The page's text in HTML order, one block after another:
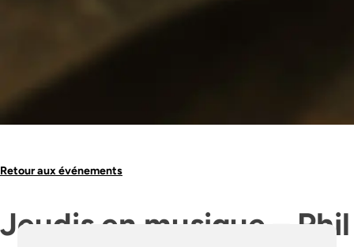
Retour aux événements
Jeudis en musique –